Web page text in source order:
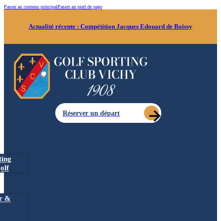
Passer au contenu principalPasser au pied de page
Actualité récente : Compétition Jacques Edouard de Boissy
Réserver un départ
&